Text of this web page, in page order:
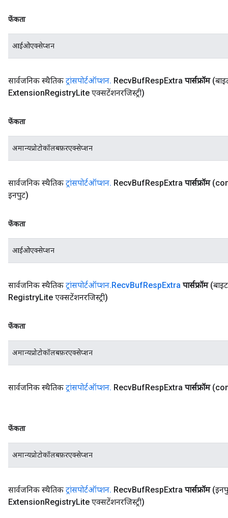
फेंकता
आईओएक्सेप्शन
सार्वजनिक स्थैतिक ट्रांसपोर्टऑप्शन. RecvBufRespExtra पार्सफ्रॉम
ExtensionRegistryLite एक्सटेंशनरजिस्ट्री)
फेंकता
अमान्यप्रोटोकॉलबफ़रएक्सेप्शन
सार्वजनिक स्थैतिक ट्रांसपोर्टऑप्शन. RecvBufRespExtra पार्सफ्रॉम
इनपुट)
फेंकता
आईओएक्सेप्शन
सार्वजनिक स्थैतिक ट्रांसपोर्टऑप्शन.RecvBufRespExtra पार्सफ्रॉम
RegistryLite एक्सटेंशनरजिस्ट्री)
फेंकता
अमान्यप्रोटोकॉलबफ़रएक्सेप्शन
सार्वजनिक स्थैतिक ट्रांसपोर्टऑप्शन. RecvBufRespExtra पार्सफ्रॉम
फेंकता
अमान्यप्रोटोकॉलबफ़रएक्सेप्शन
सार्वजनिक स्थैतिक ट्रांसपोर्टऑप्शन. RecvBufRespExtra पार्सफ्रॉम
ExtensionRegistryLite एक्सटेंशनरजिस्ट्री)